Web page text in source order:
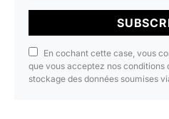
En cochant cette case, vous
que vous acceptez nos
stockage des données soumises